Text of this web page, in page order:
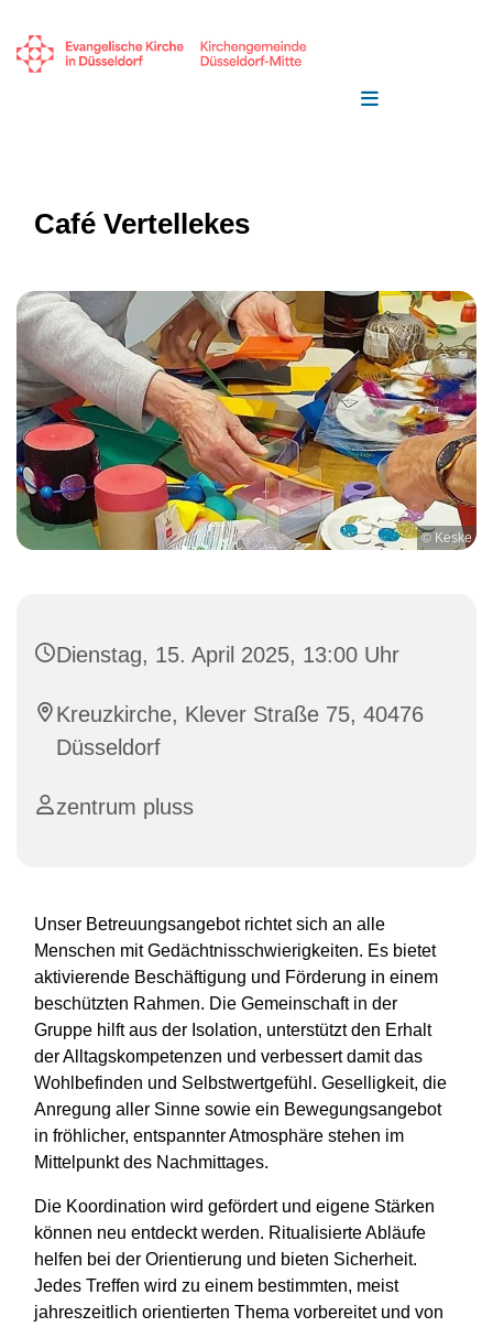
Café Vertellekes
© Keske
Dienstag, 15. April 2025, 13:00 Uhr
Kreuzkirche, Klever Straße 75, 40476
Düsseldorf
zentrum pluss
Unser Betreuungsangebot richtet sich an alle
Menschen mit Gedächtnisschwierigkeiten. Es bietet
aktivierende Beschäftigung und Förderung in einem
beschützten Rahmen. Die Gemeinschaft in der
Gruppe hilft aus der Isolation, unterstützt den Erhalt
der Alltagskompetenzen und verbessert damit das
Wohlbefinden und Selbstwertgefühl. Geselligkeit, die
Anregung aller Sinne sowie ein Bewegungsangebot
in fröhlicher, entspannter Atmosphäre stehen im
Mittelpunkt des Nachmittages.
Die Koordination wird gefördert und eigene Stärken
können neu entdeckt werden. Ritualisierte Abläufe
helfen bei der Orientierung und bieten Sicherheit.
Jedes Treffen wird zu einem bestimmten, meist
jahreszeitlich orientierten Thema vorbereitet und von